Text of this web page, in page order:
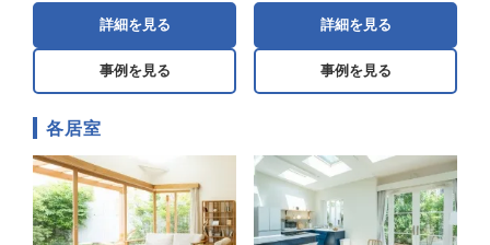
詳細を見る
事例を見る
詳細を見る
事例を見る
各居室